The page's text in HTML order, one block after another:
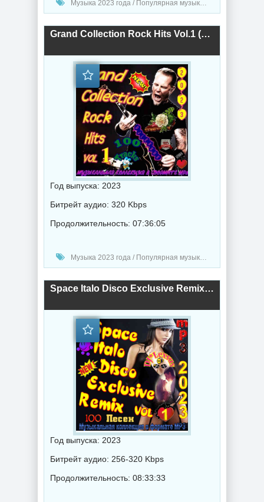
Музыка 2023 года / Популярная музыка / Drum and Bass / Электронная музыка / Хаус музыка / Дабстеп музыка / Сборник музыка / DJ Lexsus
Grand Collection Rock Hits Vol.1 (2023) торрент
Год выпуска: 2023
Битрейт аудио: 320 Kbps
Продолжительность: 07:36:05
Музыка 2023 года / Популярная музыка / Рок - альтернативная музыка / Музыка VA / DJ Lexsus / Heavy Metal music
Space Italo Disco Еxclusive Remix Vol.1 (2023) торрент
Год выпуска: 2023
Битрейт аудио: 256-320 Kbps
Продолжительность: 08:33:33